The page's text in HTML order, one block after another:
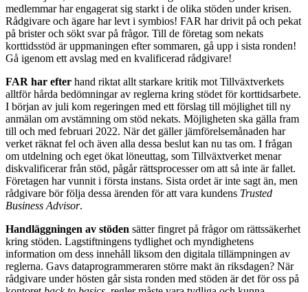
medlemmar har engagerat sig starkt i de olika stöden under krisen.
Rådgivare och ägare har levt i symbios! FAR har drivit på och pekat
på brister och sökt svar på frågor. Till de företag som nekats
korttidsstöd är uppmaningen efter sommaren, gå upp i sista ronden!
Gå igenom ett avslag med en kvalificerad rådgivare!
FAR har efter hand riktat allt starkare kritik mot Tillväxtverkets
alltför hårda bedömningar av reglerna kring stödet för korttidsarbete.
I början av juli kom regeringen med ett förslag till möjlighet till ny
anmä­lan om avstämning om stöd nekats. Möjligheten ska gälla fram
till och med februari 2022. När det gäller jämförelsemånaden har
verket räknat fel och även alla dessa beslut kan nu tas om. I frågan
om utdelning och eget ökat löneuttag, som Tillväxtverket menar
diskva­lificerar från stöd, pågår rättsprocesser om att så inte är fallet.
Företagen har vunnit i första instans. Sista ordet är inte sagt än, men
rådgivare bör följa dessa ärenden för att vara kundens Trusted
Business Advisor.
Handläggningen av stöden sätter fingret på frågor om rättssäkerhet
kring stöden. Lagstiftningens tydlig­het och myndighetens
information om dess innehåll liksom den digitala tillämpningen av
reglerna. Gavs dataprogrammeraren större makt än riksdagen? När
rådgivare under hösten går sista ronden med stöden är det för oss på